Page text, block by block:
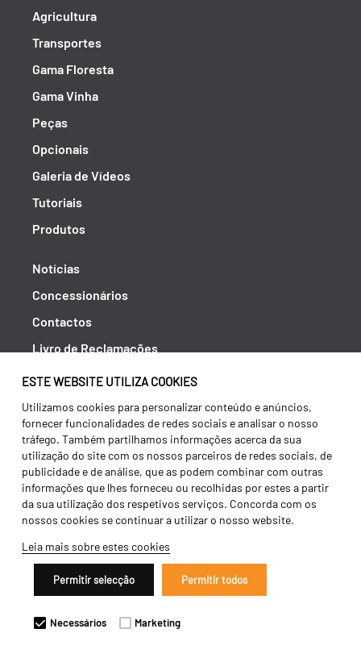
ESTE WEBSITE UTILIZA COOKIES
Utilizamos cookies para personalizar conteúdo e anúncios,
fornecer funcionalidades de redes sociais e analisar o nosso
tráfego. Também partilhamos informações acerca da sua
utilização do site com os nossos parceiros de redes sociais, de
publicidade e de análise, que as podem combinar com outras
informações que lhes forneceu ou recolhidas por estes a partir
da sua utilização dos respetivos serviços. Concorda com os
nossos cookies se continuar a utilizar o nosso website.
Leia mais sobre estes cookies
Permitir selecção Permitir todos
Necessários Marketing
Agricultura
Transportes
Gama Floresta
Gama Vinha
Peças
Opcionais
Galeria de Vídeos
Tutoriais
Produtos
Notícias
Concessionários
Contactos
Livro de Reclamações
Política de Privacidade
Canal de Denúncias (RGPC)
Termos e condições